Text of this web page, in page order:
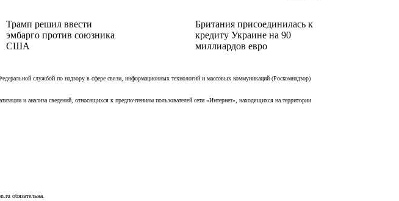
Трамп решил ввести
эмбарго против союзника
США
Британия присоединилась к
кредиту Украине на 90
миллиардов евро
службой по надзору в сфере связи, информационных технологий и массовых коммуникаций (Роскомнадзор)
и анализа сведений, относящихся к предпочтениям пользователей сети «Интернет», находящихся на территории
обязательна.